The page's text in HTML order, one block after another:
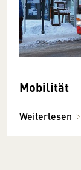
Mobilität
Weiterlesen